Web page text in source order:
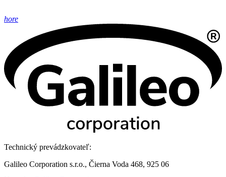
hore
Technický prevádzkovateľ:
Galileo Corporation s.r.o., Čierna Voda 468, 925 06